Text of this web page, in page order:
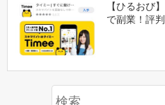
【ひるおび
で副業！評